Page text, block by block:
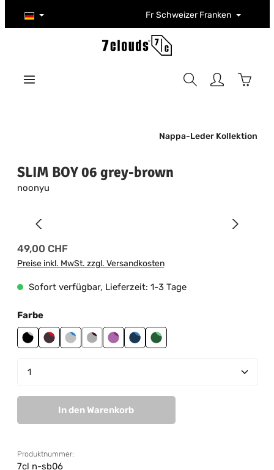
Zum Hauptinhalt springen Fr Schweizer Franken
Nappa-Leder Kollektion
SLIM BOY 06 grey-brown
noonyu
Bildergalerie überspringen
Regulärer Preis:
49,00 CHF
Preise inkl. MwSt. zzgl. Versandkosten
Sofort verfügbar, Lieferzeit: 1-3 Tage
Farbeauswählen
black-greybrown-red
grey-bluegrey-brown
mauve-cranberry
navy-sky blue
teal green-sage green
Produkt Anzahl: Gib den gewünschten Wert ein
In den Warenkorb
Produktnummer:
7cl n-sb06